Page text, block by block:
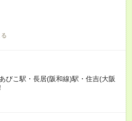
びこ駅・長居(阪和線)駅・住吉(大阪